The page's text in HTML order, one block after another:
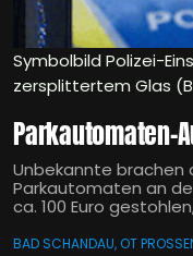
Symbolbild Polizei-
zersplittertem Glas
Parkautomaten-
Unbekannte brachen
Parkautomaten an
ca. 100 Euro
BAD SCHANDAU, OT